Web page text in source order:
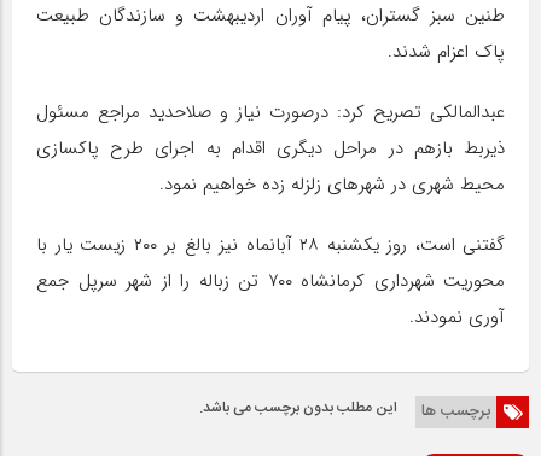
طنین سبز گستران، پیام آوران اردیبهشت و سازندگان طبیعت
پاک اعزام شدند.
عبدالمالکی تصریح کرد: درصورت نیاز و صلاحدید مراجع مسئول
ذیربط بازهم در مراحل دیگری اقدام به اجرای طرح پاکسازی
محیط شهری در شهرهای زلزله زده خواهیم نمود.
گفتنی است، روز یکشنبه ۲۸ آبانماه نیز بالغ بر ۲۰۰ زیست یار با
محوریت شهرداری کرمانشاه ۷۰۰ تن زباله را از شهر سرپل جمع
آوری نمودند.
برچسب ها این مطلب بدون برچسب می باشد.